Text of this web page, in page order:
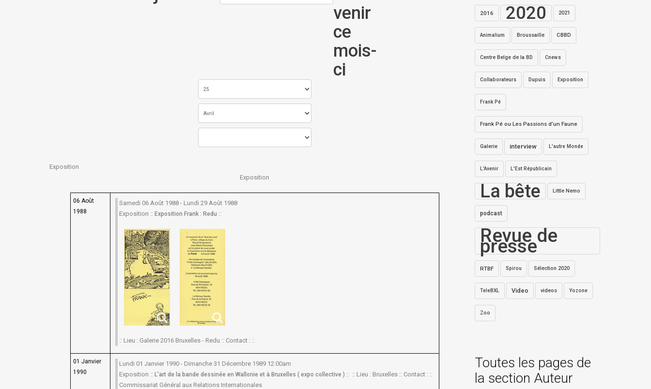
venir
ce
mois-
ci
Exposition
Exposition
06 Août
1988
Samedi 06 Août 1988 - Lundi 29 Août 1988
Exposition :: Exposition Frank : Redu ::
:: Lieu : Galerie 2016 Bruxelles - Redu :: Contact : ::
01 Janvier
1990
Lundi 01 Janvier 1990 - Dimanche 31 Décembre 1989 12:00am
Exposition :: L'art de la bande dessinée en Wallonie et à Bruxelles ( expo collective ) :: :: Lieu : Bruxelles :: Contact : ::
Commissariat Général aux Relations Internationales
2016 2020 2021
Animalium Broussaille CBBD
Centre Belge de la BD Cnews
Collaborateurs Dupuis Exposition
Frank Pé
Frank Pé ou Les Passions d’un Faune
Galerie interview L'autre Monde
L'Avenir L'Est Républicain
La bête Little Nemo
podcast
Revue de
presse
RTBF Spirou Sélection 2020
TeleBXL Video videos Yozone
Zoo
Toutes les pages de
la section Auteur